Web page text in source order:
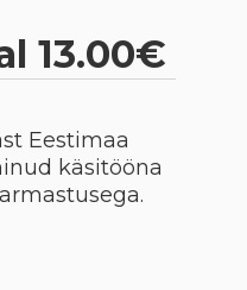
13.00€
Eestimaa
käsitööna